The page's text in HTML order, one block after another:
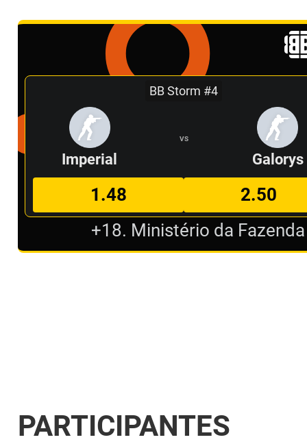
BB Storm #4
Imperial
VS
Galorys
1.48
2.50
+18. Ministério da
PARTICIPANTES